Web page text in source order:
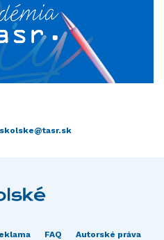
skolske@tasr.sk
FAQ Autorské práva